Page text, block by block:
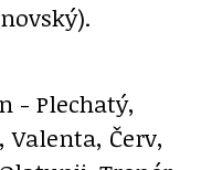
- Plechatý,
Červ,